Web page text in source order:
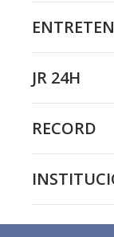
JR 24H
RECORD